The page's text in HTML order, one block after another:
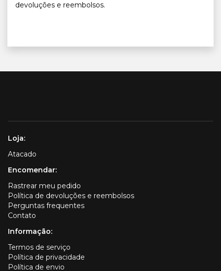
devoluções e reembolsos.
Loja:
Atacado
Encomendar:
Rastrear meu pedido
Política de devoluções e reembolsos
Perguntas frequentes
Contato
Informação:
Termos de serviço
Política de privacidade
Política de envio